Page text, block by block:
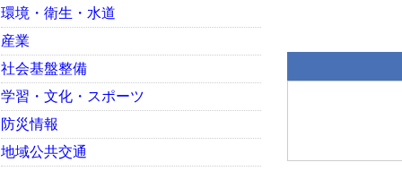
環境・衛生・水道
産業
社会基盤整備
学習・文化・スポーツ
防災情報
地域公共交通